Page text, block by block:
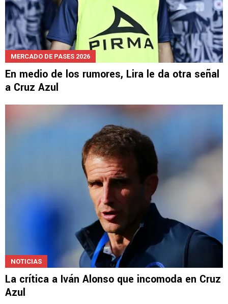
MERCADO DE PASES 2026
En medio de los rumores, Lira le da otra señal
a Cruz Azul
NOTICIAS
La crítica a Iván Alonso que incomoda en Cruz
Azul